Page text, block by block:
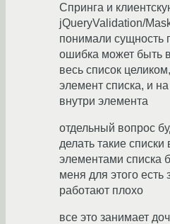
Спринга и
jQueryValidation/
понимали сущность
ошибка может быть
весь список
элемент списка, и
внутри элемента
отдельный вопрос
делать такие
элементами списка
меня для этого есть
работают плохо
все это занимает